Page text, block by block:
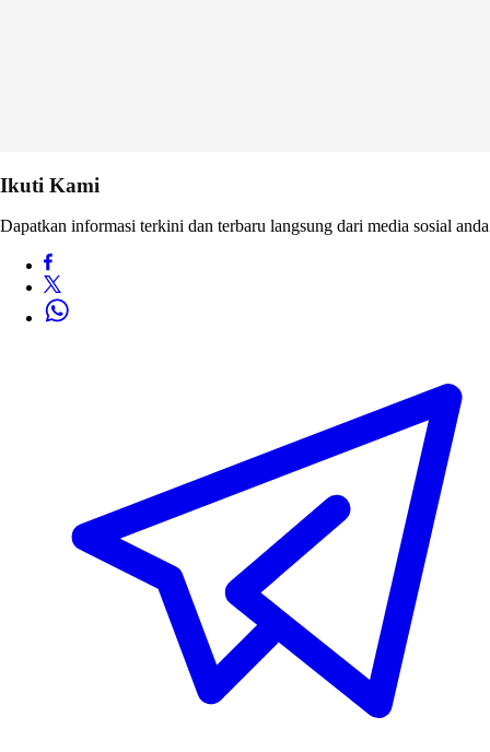
Ikuti Kami
Dapatkan informasi terkini dan terbaru langsung dari media sosial anda